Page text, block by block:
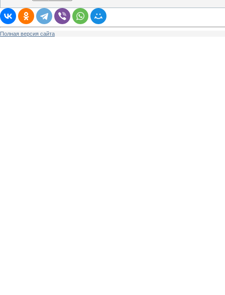
Полная версия сайта